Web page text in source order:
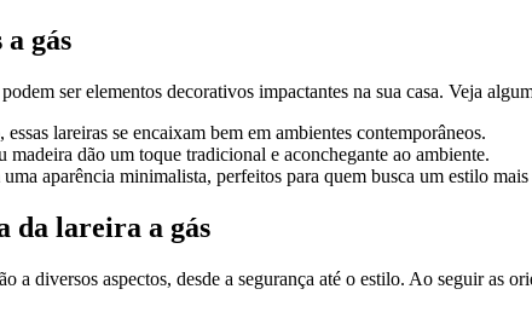
gás
ser elementos decorativos impactantes na sua casa. Veja
lareiras se encaixam bem em ambientes contemporâneos.
madeira dão um toque tradicional e aconchegante ao ambiente.
aparência minimalista, perfeitos para quem busca um estilo
da lareira a gás
a diversos aspectos, desde a segurança até o estilo. Ao seguir as